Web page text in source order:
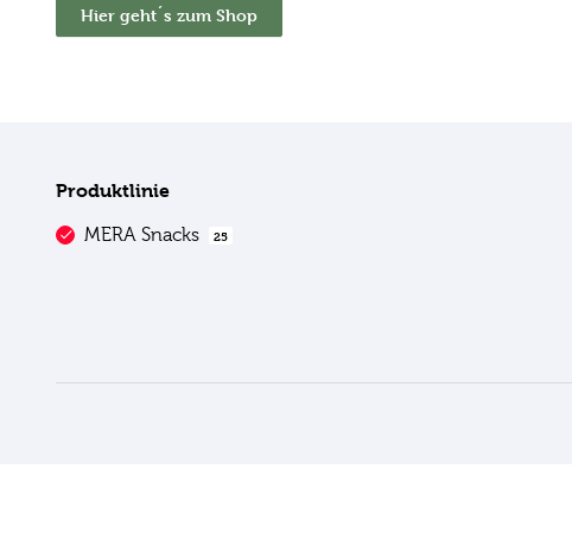
Hier geht´s zum Shop
Produktlinie
MERA Snacks 25